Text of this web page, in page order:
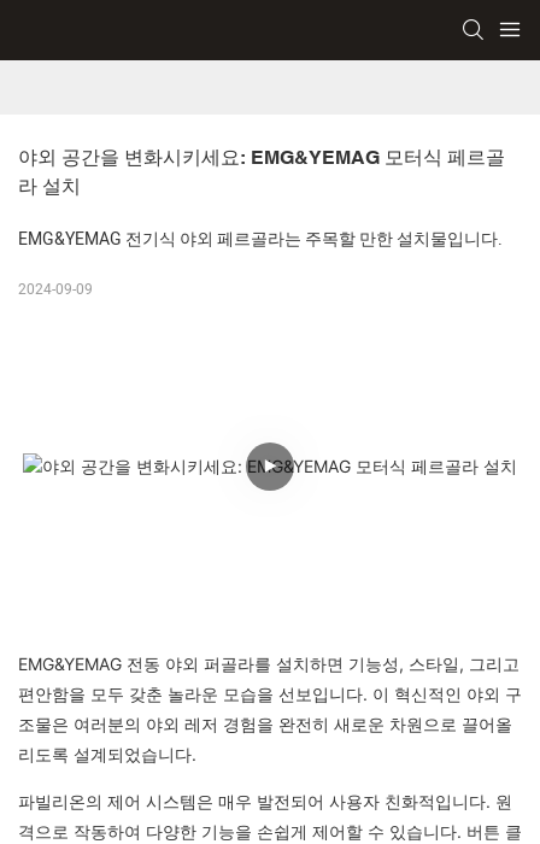
야외 공간을 변화시키세요: EMG&YEMAG 모터식 페르골
라 설치
EMG&YEMAG 전기식 야외 페르골라는 주목할 만한 설치물입니다.
2024-09-09
EMG&YEMAG 전동 야외 퍼골라를 설치하면 기능성, 스타일, 그리고
편안함을 모두 갖춘 놀라운 모습을 선보입니다. 이 혁신적인 야외 구
조물은 여러분의 야외 레저 경험을 완전히 새로운 차원으로 끌어올
리도록 설계되었습니다.
파빌리온의 제어 시스템은 매우 발전되어 사용자 친화적입니다. 원
격으로 작동하여 다양한 기능을 손쉽게 제어할 수 있습니다. 버튼 클